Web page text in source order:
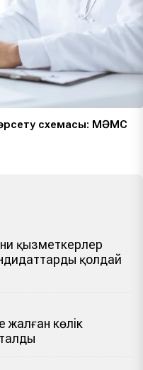
схемасы: МӘМС
қызметкерлер
қолдай
жалған көлік